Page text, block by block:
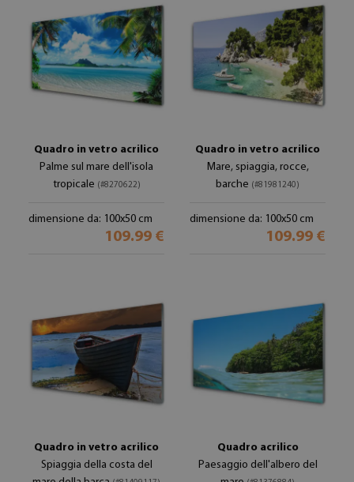
Quadro in vetro acrilico
Palme sul mare dell'isola
tropicale (#8270622)
dimensione da: 100x50 cm
109.99 €
Quadro in vetro acrilico
Mare, spiaggia, rocce,
barche (#81981240)
dimensione da: 100x50 cm
109.99 €
Quadro in vetro acrilico
Spiaggia della costa del
Quadro acrilico
Paesaggio dell'albero del